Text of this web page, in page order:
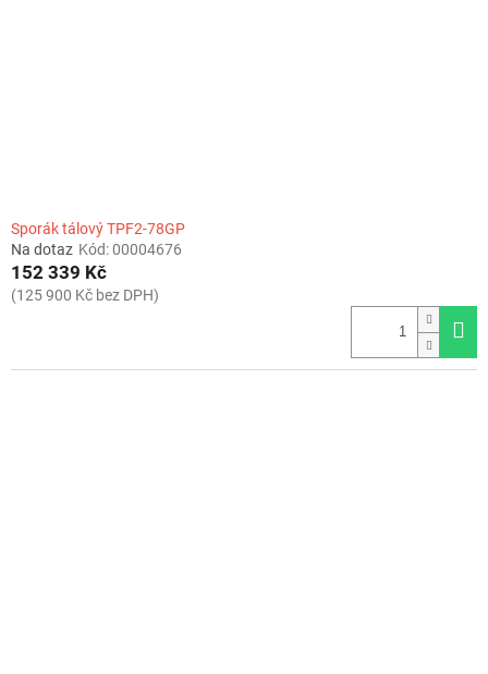
Sporák tálový TPF2-78GP
Na dotaz Kód:00004676
152 339 Kč
(125 900 Kč bez DPH)